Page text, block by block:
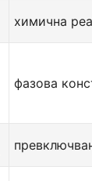
химична
фазова